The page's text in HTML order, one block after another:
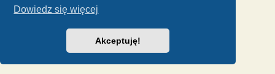
Dowiedz się więcej
Akceptuję!